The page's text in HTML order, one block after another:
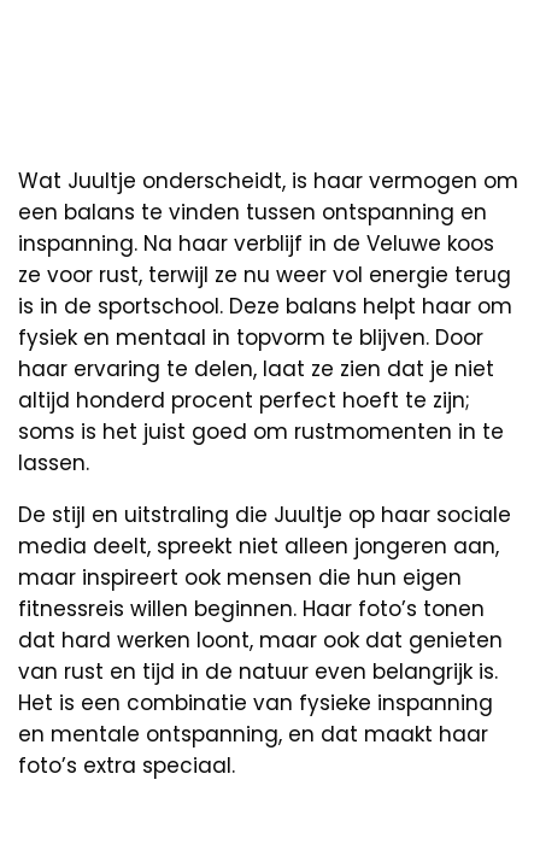
Wat Juultje onderscheidt, is haar vermogen om
een balans te vinden tussen ontspanning en
inspanning. Na haar verblijf in de Veluwe koos
ze voor rust, terwijl ze nu weer vol energie terug
is in de sportschool. Deze balans helpt haar om
fysiek en mentaal in topvorm te blijven. Door
haar ervaring te delen, laat ze zien dat je niet
altijd honderd procent perfect hoeft te zijn;
soms is het juist goed om rustmomenten in te
lassen.
De stijl en uitstraling die Juultje op haar sociale
media deelt, spreekt niet alleen jongeren aan,
maar inspireert ook mensen die hun eigen
fitnessreis willen beginnen. Haar foto’s tonen
dat hard werken loont, maar ook dat genieten
van rust en tijd in de natuur even belangrijk is.
Het is een combinatie van fysieke inspanning
en mentale ontspanning, en dat maakt haar
foto’s extra speciaal.